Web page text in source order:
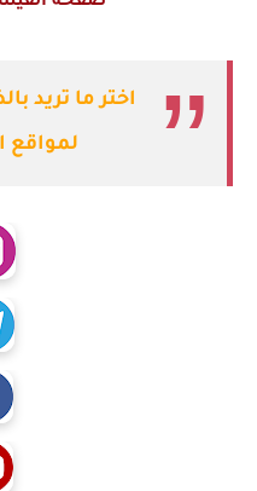
اختر ما تريد
لمواقع